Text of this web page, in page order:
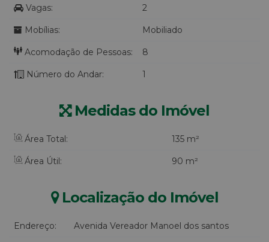
Vagas: 2
Mobílias: Mobiliado
Acomodação de Pessoas: 8
Número do Andar: 1
Medidas do Imóvel
Área Total: 135 m²
Área Útil: 90 m²
Localização do Imóvel
Endereço: Avenida Vereador Manoel dos santos